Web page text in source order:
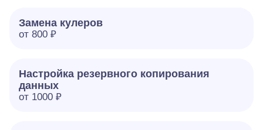
Замена кулеров
от 800 ₽
Настройка резервного копирования
данных
от 1000 ₽